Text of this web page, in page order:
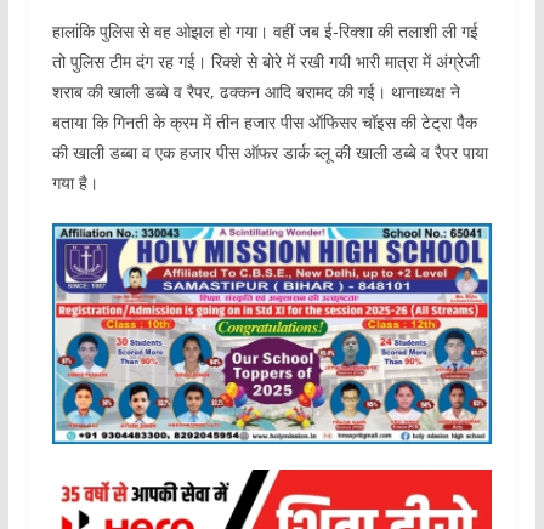
हालांकि पुलिस से वह ओझल हो गया। वहीं जब ई-रिक्शा की तलाशी ली गई
तो पुलिस टीम दंग रह गई। रिक्शे से बोरे में रखी गयी भारी मात्रा में अंग्रेजी
शराब की खाली डब्बे व रैपर, ढक्कन आदि बरामद की गई। थानाध्यक्ष ने
बताया कि गिनती के क्रम में तीन हजार पीस ऑफिसर चॉइस की टेट्रा पैक
की खाली डब्बा व एक हजार पीस ऑफर डार्क ब्लू की खाली डब्बे व रैपर पाया
गया है।